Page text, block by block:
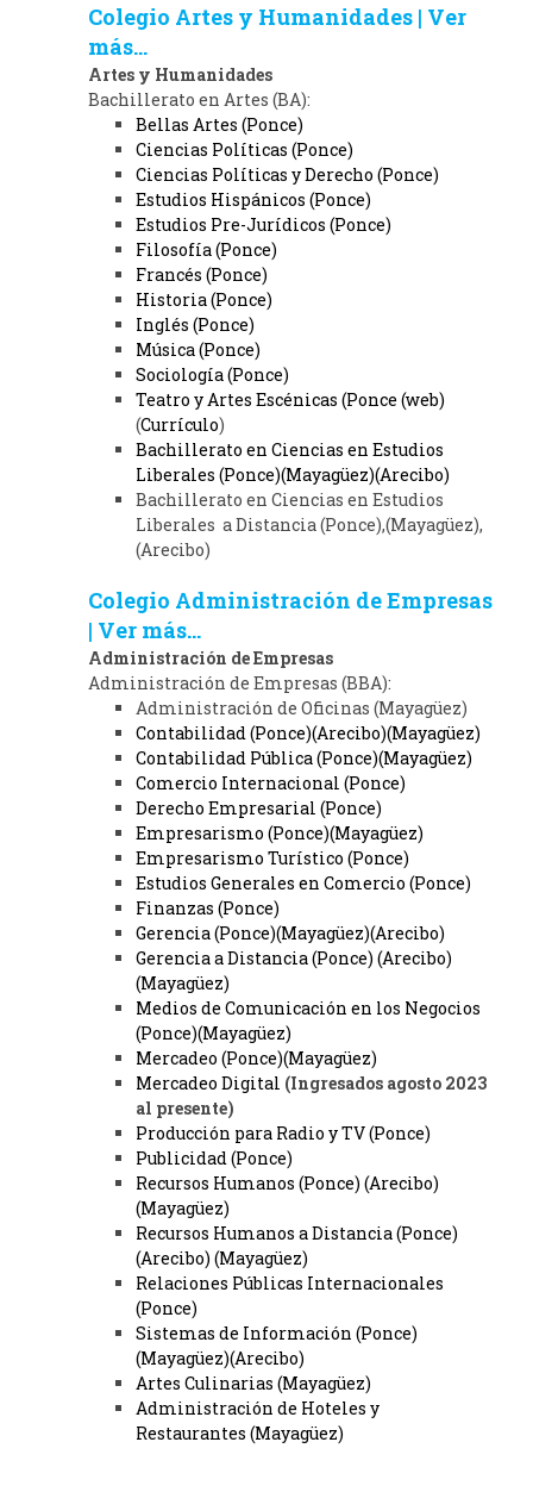
Colegio Artes y Humanidades | Ver
más...
Artes y Humanidades
Bachillerato en Artes (BA):
Bellas Artes (Ponce)
Ciencias Políticas (Ponce)
Ciencias Políticas y Derecho (Ponce)
Estudios Hispánicos (Ponce)
Estudios Pre-Jurídicos (Ponce)
Filosofía (Ponce)
Francés (Ponce)
Historia (Ponce)
Inglés (Ponce)
Música (Ponce)
Sociología (Ponce)
Teatro y Artes Escénicas (Ponce (web)
(Currículo)
Bachillerato en Ciencias en Estudios
Liberales (Ponce)(Mayagüez)(Arecibo)
Bachillerato en Ciencias en Estudios
Liberales a Distancia(Ponce),(Mayagüez),
(Arecibo)
Colegio Administración de Empresas
| Ver más...
Administración de Empresas
Administración de Empresas (BBA):
Administración de Oficinas (Mayagüez)
Contabilidad (Ponce)(Arecibo)(Mayagüez)
Contabilidad Pública (Ponce)(Mayagüez)
Comercio Internacional (Ponce)
Derecho Empresarial (Ponce)
Empresarismo (Ponce)(Mayagüez)
Empresarismo Turístico (Ponce)
Estudios Generales en Comercio (Ponce)
Finanzas (Ponce)
Gerencia (Ponce)(Mayagüez)(Arecibo)
Gerencia a Distancia (Ponce) (Arecibo)
(Mayagüez)
Medios de Comunicación en los Negocios
(Ponce)(Mayagüez)
Mercadeo (Ponce)(Mayagüez)
Mercadeo Digital (Ingresados agosto 2023
al presente)
Producción para Radio y TV (Ponce)
Publicidad (Ponce)
Recursos Humanos (Ponce) (Arecibo)
(Mayagüez)
Recursos Humanos a Distancia (Ponce)
(Arecibo) (Mayagüez)
Relaciones Públicas Internacionales
(Ponce)
Sistemas de Información (Ponce)
(Mayagüez)(Arecibo)
Artes Culinarias (Mayagüez)
Administración de Hoteles y
Restaurantes (Mayagüez)